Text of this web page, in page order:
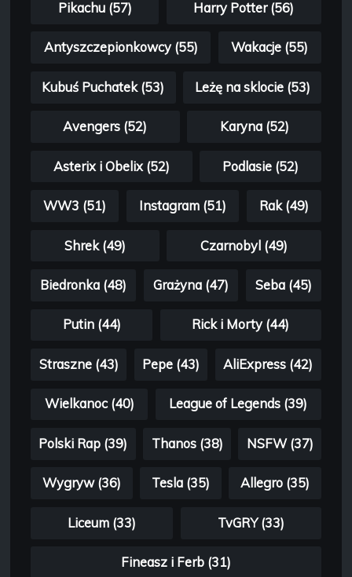
Pikachu (57) Harry Potter (56)
Antyszczepionkowcy (55) Wakacje (55)
Kubuś Puchatek (53) Leżę na sklocie (53)
Avengers (52) Karyna (52)
Asterix i Obelix (52) Podlasie (52)
WW3 (51) Instagram (51) Rak (49)
Shrek (49) Czarnobyl (49)
Biedronka (48) Grażyna (47) Seba (45)
Putin (44) Rick i Morty (44)
Straszne (43) Pepe (43) AliExpress (42)
Wielkanoc (40) League of Legends (39)
Polski Rap (39) Thanos (38) NSFW (37)
Wygryw (36) Tesla (35) Allegro (35)
Liceum (33) TvGRY (33)
Fineasz i Ferb (31)